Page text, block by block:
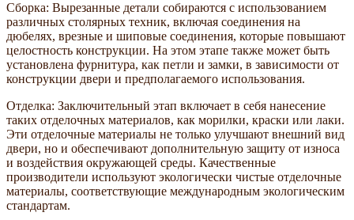
Сборка: Вырезанные детали собираются с использованием
различных столярных техник, включая соединения на
дюбелях, врезные и шиповые соединения, которые повышают
целостность конструкции. На этом этапе также может быть
установлена фурнитура, как петли и замки, в зависимости от
конструкции двери и предполагаемого использования.
Отделка: Заключительный этап включает в себя нанесение
таких отделочных материалов, как морилки, краски или лаки.
Эти отделочные материалы не только улучшают внешний вид
двери, но и обеспечивают дополнительную защиту от износа
и воздействия окружающей среды. Качественные
производители используют экологически чистые отделочные
материалы, соответствующие международным экологическим
стандартам.